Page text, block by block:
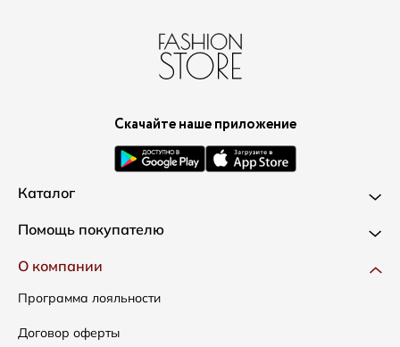
Скачайте наше приложение
Каталог
Новинки
Одежда
Сумки
Аксессуары
Помощь покупателю
Доставка и оплата
Как оформить заказ
Условия возвратов
О компании
Программа лояльности
Договор оферты